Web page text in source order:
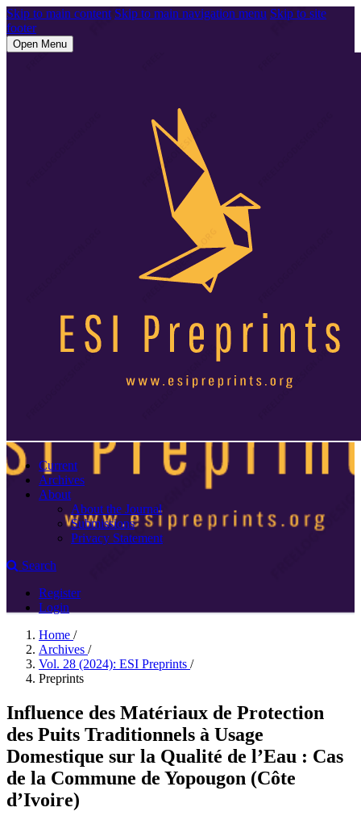
Skip to main content Skip to main navigation menu Skip to site
footer
Open Menu
Current
Archives
About
About the Journal
Submissions
Privacy Statement
Search
Register
Login
Home /
Archives /
Vol. 28 (2024): ESI Preprints /
Preprints
Influence des Matériaux de Protection
des Puits Traditionnels à Usage
Domestique sur la Qualité de l’Eau : Cas
de la Commune de Yopougon (Côte
d’Ivoire)